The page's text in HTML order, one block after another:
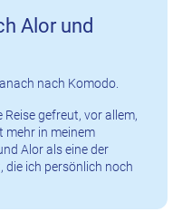
Alor und
nach Komodo.
gefreut, vor allem,
mehr in meinem
Alor als eine der
die ich persönlich noch